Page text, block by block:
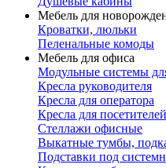
Мебель для
Кроватки, люльки
Пеленальные комоды
Мебель для офиса
Модульные системы
Кресла руководителя
Кресла для оператора
Кресла для посетителей
Стеллажи офисные
Выкатные тумбы,
Подставки под